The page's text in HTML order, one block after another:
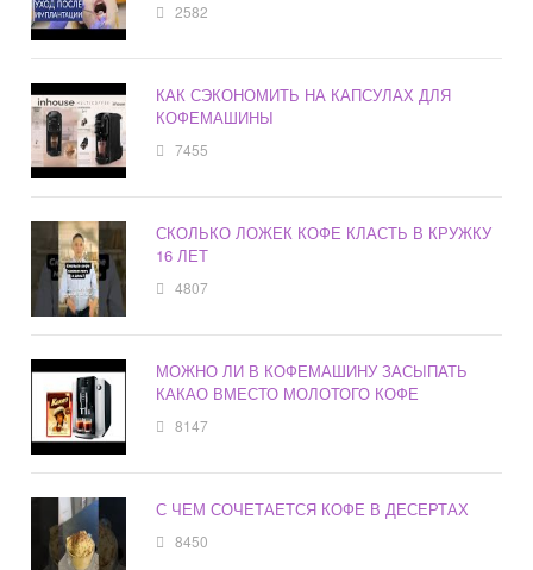
2582
КАК СЭКОНОМИТЬ НА КАПСУЛАХ ДЛЯ
КОФЕМАШИНЫ
7455
СКОЛЬКО ЛОЖЕК КОФЕ КЛАСТЬ В КРУЖКУ
16 ЛЕТ
4807
МОЖНО ЛИ В КОФЕМАШИНУ ЗАСЫПАТЬ
КАКАО ВМЕСТО МОЛОТОГО КОФЕ
8147
С ЧЕМ СОЧЕТАЕТСЯ КОФЕ В ДЕСЕРТАХ
8450